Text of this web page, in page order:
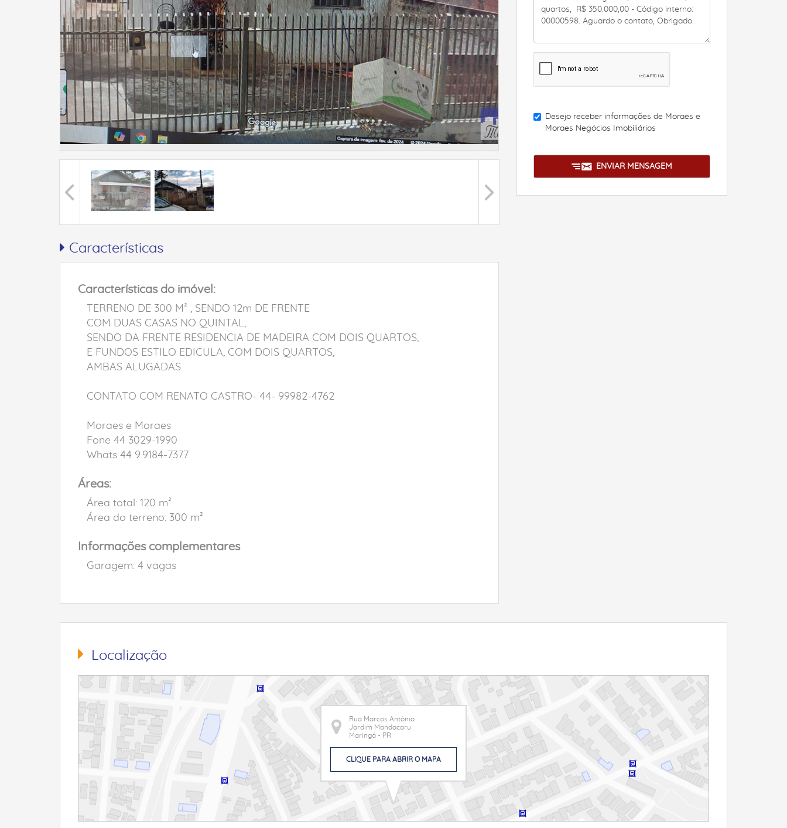
Desejo receber informações de Moraes e
Moraes Negócios Imobiliários
ENVIAR MENSAGEM
Características
Características do imóvel:
TERRENO DE 300 M² , SENDO 12m DE FRENTE
COM DUAS CASAS NO QUINTAL,
SENDO DA FRENTE RESIDENCIA DE MADEIRA COM DOIS QUARTOS,
E FUNDOS ESTILO EDICULA, COM DOIS QUARTOS,
AMBAS ALUGADAS.
CONTATO COM RENATO CASTRO- 44- 99982-4762
Moraes e Moraes
Fone 44 3029-1990
Whats 44 9.9184-7377
Áreas:
Área total: 120 m²
Área do terreno: 300 m²
Informações complementares
Garagem: 4 vagas
Localização
Rua Marcos Antônio
Jardim Mandacaru
Maringá - PR
CLIQUE PARA ABRIR O MAPA